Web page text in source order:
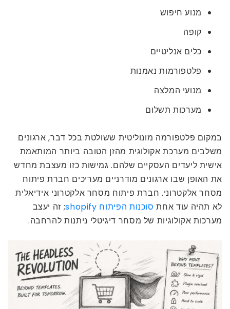
מנוע חיפוש
קופה
כלים אנליטיים
פלטפורמות נאמנות
מנועי המלצה
מערכות תשלום
במקום פלטפורמה מונוליטית ששולטת בכל דבר, ארגונים
משלבים מערכת אקולוגית מהזן הטובה ביותר המותאמת
אישית ליעדים העסקיים שלהם. גמישות כזו מעצבת מחדש
את האופן שבו ארגונים מודרניים מעריכים חברת פיתוח
מסחר אלקטרוני. חברת פיתוח מסחר אלקטרוני אידיאלית
לא תהיה עוד אחת סוכנות הפיתוח shopify
; זה יעצב
מערכות אקולוגיות של מסחר דיגיטלי ניתנות להרחבה.